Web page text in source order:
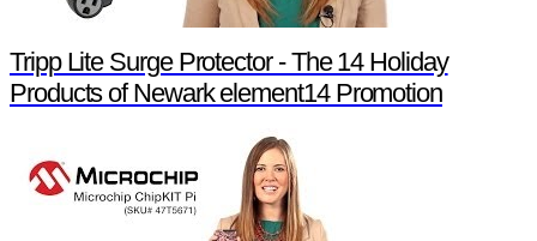
Tripp Lite Surge Protector - The 14 Holiday
Products of Newark element14 Promotion